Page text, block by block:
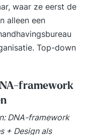
waar ze eerst de
alleen een
Top-down
framework
DNA-framework
+ Design als